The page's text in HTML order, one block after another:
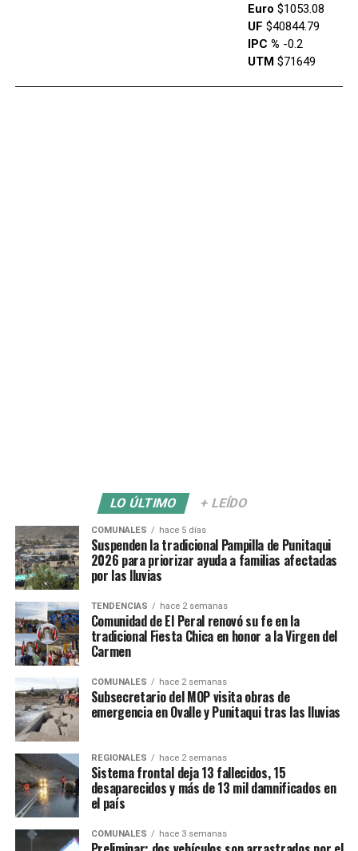
Euro $1053.08
UF $40844.79
IPC % -0.2
UTM$71649
LO ÚLTIMO + LEÍDO
COMUNALES hace 5 días
Suspenden la tradicional Pampilla de Punitaqui
2026 para priorizar ayuda a familias afectadas
por las lluvias
TENDENCIAS hace 2 semanas
Comunidad de El Peral renovó su fe en la
tradicional Fiesta Chica en honor a la Virgen del
Carmen
COMUNALES hace 2 semanas
Subsecretario del MOP visita obras de
emergencia en Ovalle y Punitaqui tras las lluvias
REGIONALES hace 2 semanas
Sistema frontal deja 13 fallecidos, 15
desaparecidos y más de 13 mil damnificados en
el país
COMUNALES hace 3 semanas